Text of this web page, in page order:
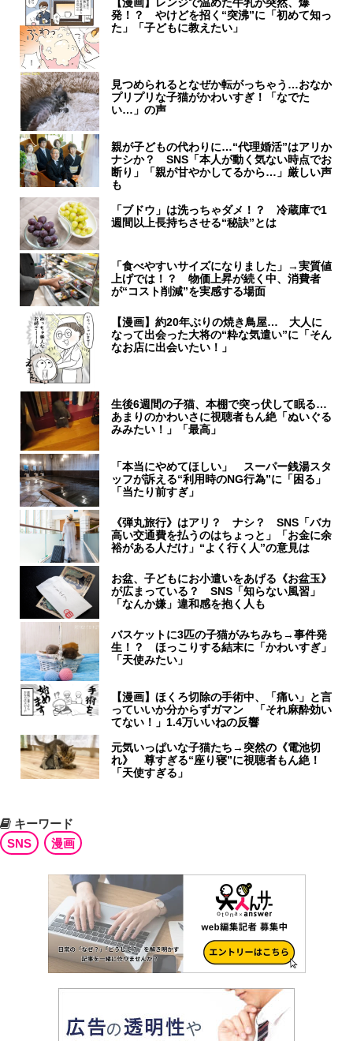
発！？ やけどを招く“突沸”に「初めて知っ
た」「子どもに教えたい」
見つめられるとなぜか転がっちゃう…おなか
プリプリな子猫がかわいすぎ！「なでた
い…」の声
親が子どもの代わりに…“代理婚活”はアリか
ナシか？ SNS「本人が動く気ない時点でお
断り」「親が甘やかしてるから…」厳しい声
も
「ブドウ」は洗っちゃダメ！？ 冷蔵庫で1
週間以上長持ちさせる“秘訣”とは
「食べやすいサイズになりました」→実質値
上げでは！？ 物価上昇が続く中、消費者
が“コスト削減”を実感する場面
【漫画】約20年ぶりの焼き鳥屋… 大人に
なって出会った大将の“粋な気遣い”に「そん
なお店に出会いたい！」
生後6週間の子猫、本棚で突っ伏して眠る…
あまりのかわいさに視聴者もん絶「ぬいぐる
みみたい！」「最高」
「本当にやめてほしい」 スーパー銭湯スタ
ッフが訴える“利用時のNG行為”に「困る」
「当たり前すぎ」
《弾丸旅行》はアリ？ ナシ？ SNS「バカ
高い交通費を払うのはちょっと」「お金に余
裕がある人だけ」“よく行く人”の意見は
お盆、子どもにお小遣いをあげる《お盆玉》
が広まっている？ SNS「知らない風習」
「なんか嫌」違和感を抱く人も
バスケットに3匹の子猫がみちみち→事件発
生！？ ほっこりする結末に「かわいすぎ」
「天使みたい」
【漫画】ほくろ切除の手術中、「痛い」と言
っていいか分からずガマン 「それ麻酔効い
てない！」1.4万いいねの反響
元気いっぱいな子猫たち→突然の《電池切
れ》 尊すぎる“座り寝”に視聴者もん絶！
「天使すぎる」
キーワード
SNS
漫画